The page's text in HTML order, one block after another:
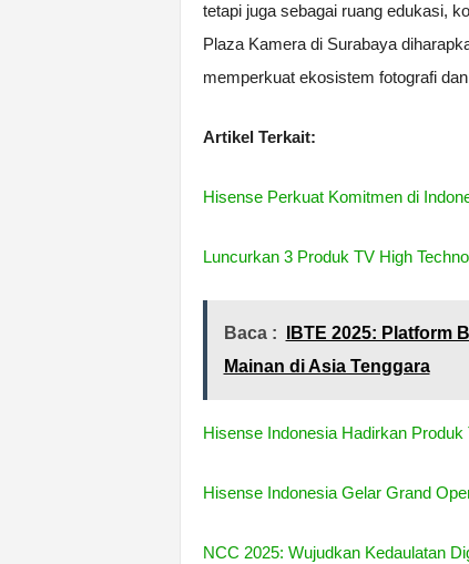
tetapi juga sebagai ruang edukasi,
Plaza Kamera di Surabaya
memperkuat ekosistem fotografi
Artikel Terkait:
Hisense Perkuat Komitmen di
Luncurkan 3 Produk TV High
Baca :
IBTE 2025: Platform
Mainan di Asia Tenggara
Hisense Indonesia Hadirkan Produk
Hisense Indonesia Gelar Grand
NCC 2025: Wujudkan Kedaulatan